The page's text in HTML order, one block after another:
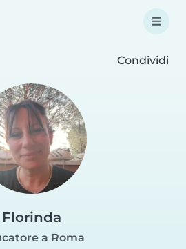
Condividi
Florinda
a Roma